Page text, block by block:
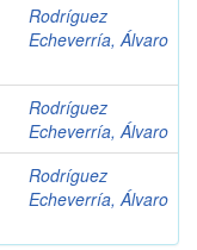
Rodríguez
Echeverría, Álvaro
Rodríguez
Echeverría, Álvaro
Rodríguez
Echeverría, Álvaro